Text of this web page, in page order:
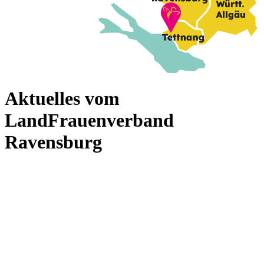
Aktuelles vom
LandFrauenverband
Ravensburg